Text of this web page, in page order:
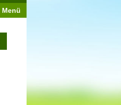
Menü